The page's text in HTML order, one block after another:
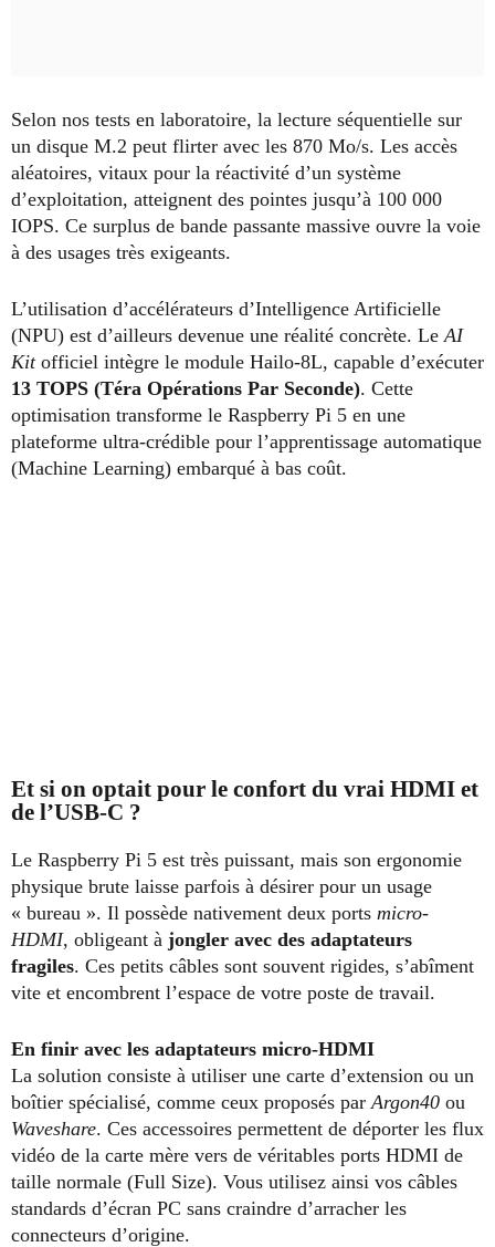
Selon nos tests en laboratoire, la lecture séquentielle sur
un disque M.2 peut flirter avec les 870 Mo/s. Les accès
aléatoires, vitaux pour la réactivité d’un système
d’exploitation, atteignent des pointes jusqu’à 100 000
IOPS. Ce surplus de bande passante massive ouvre la voie
à des usages très exigeants.
L’utilisation d’accélérateurs d’Intelligence Artificielle
(NPU) est d’ailleurs devenue une réalité concrète. LeAI
Kitofficiel intègre le module Hailo-8L, capable d’exécuter
13 TOPS (Téra Opérations Par Seconde). Cette
optimisation transforme le Raspberry Pi 5 en une
plateforme ultra-crédible pour l’apprentissage automatique
(Machine Learning) embarqué à bas coût.
Et si on optait pour le confort du vrai HDMI et
de l’USB-C ?
Le Raspberry Pi 5 est très puissant, mais son ergonomie
physique brute laisse parfois à désirer pour un usage
« bureau ». Il possède nativement deux ports micro-
HDMI, obligeant à jongler avec des adaptateurs
fragiles. Ces petits câbles sont souvent rigides, s’abîment
vite et encombrent l’espace de votre poste de travail.
En finir avec les adaptateurs micro-HDMI
La solution consiste à utiliser une carte d’extension ou un
boîtier spécialisé, comme ceux proposés parArgon40 ou
Waveshare. Ces accessoires permettent de déporter les flux
vidéo de la carte mère vers de véritables ports HDMI de
taille normale (Full Size). Vous utilisez ainsi vos câbles
standards d’écran PC sans craindre d’arracher les
connecteurs d’origine.